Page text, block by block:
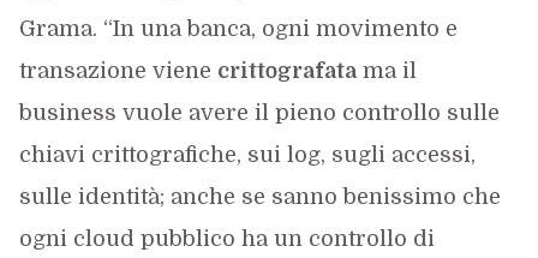
Grama. “In una banca, ogni movimento e
transazione viene crittografatama il
business vuole avere il pieno controllo sulle
chiavi crittografiche, sui log, sugli accessi,
sulle identità; anche se sanno benissimo che
ogni cloud pubblico ha un controllo di